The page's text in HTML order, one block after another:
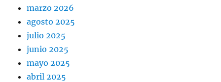
marzo 2026
agosto 2025
julio 2025
junio 2025
mayo 2025
abril 2025